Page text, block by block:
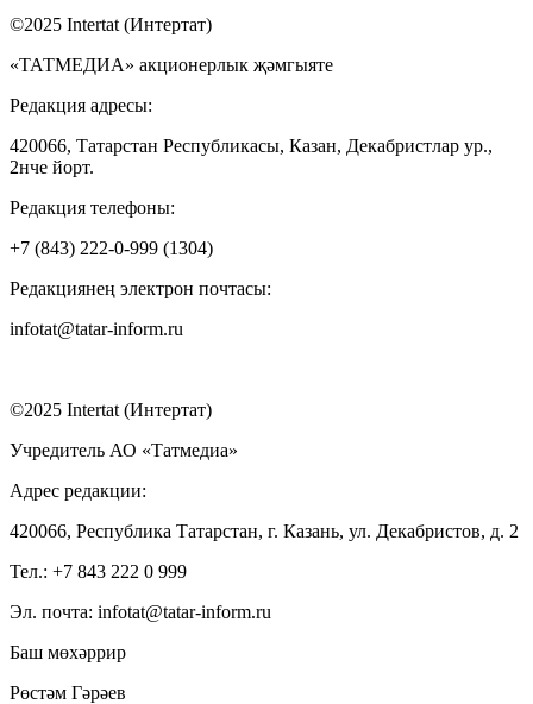
©2025 Intertat (Интертат)
«ТАТМЕДИА» акционерлык җәмгыяте
Редакция адресы:
420066, Татарстан Республикасы, Казан, Декабристлар ур.,
2нче йорт.
Редакция телефоны:
+7 (843) 222-0-999 (1304)
Редакциянең электрон почтасы:
infotat@tatar-inform.ru
©2025 Intertat (Интертат)
Учредитель АО «Татмедиа»
Адрес редакции:
420066, Республика Татарстан, г. Казань, ул. Декабристов, д. 2
Тел.: +7 843 222 0 999
Эл. почта: infotat@tatar-inform.ru
Баш мөхәррир
Рөстәм Гәрәев